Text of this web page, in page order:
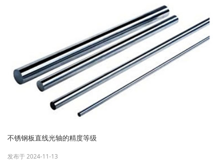
不锈钢板直线光轴的精度等级
发布于 2024-11-13